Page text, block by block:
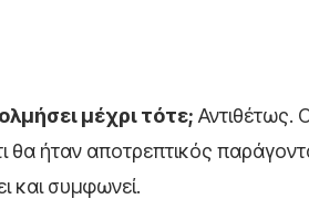
μέχρι τότε; Αντιθέτως.
ήταν αποτρεπτικός
και συμφωνεί.